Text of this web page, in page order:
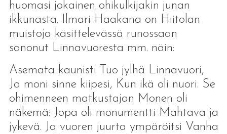
huomasi jokainen ohikulkijakin junan
ikkunasta. Ilmari Haakana on Hiitolan
muistoja käsittelevässä runossaan
sanonut Linnavuoresta mm. näin:
Asemata kaunisti Tuo jylhä Linnavuori,
Ja moni sinne kiipesi, Kun ikä oli nuori. Se
ohimenneen matkustajan Monen oli
näkemä: Jopa oli monumentti Mahtava ja
jykevä. Ja vuoren juurta ympäröitsi Vanha